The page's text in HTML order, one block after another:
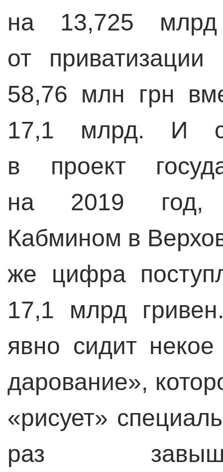
на 13,725
от
58,76 млн грн
17,1 млрд. И
в проект
на 2019 год,
Кабмином в
же цифра
17,1 млрд
явно сидит
дарование»,
«рисует»
раз